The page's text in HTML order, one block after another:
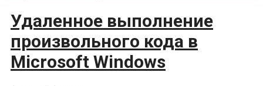
Удаленное выполнение
произвольного кода в
Microsoft Windows